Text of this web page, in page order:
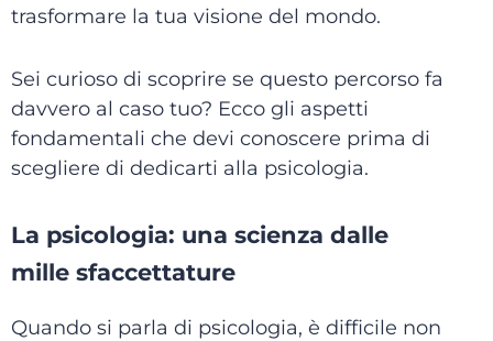
trasformare la tua visione del mondo.
Sei curioso di scoprire se questo percorso fa
davvero al caso tuo? Ecco gli aspetti
fondamentali che devi conoscere prima di
scegliere di dedicarti alla psicologia.
La psicologia: una scienza dalle
mille sfaccettature
Quando si parla di psicologia, è difficile non